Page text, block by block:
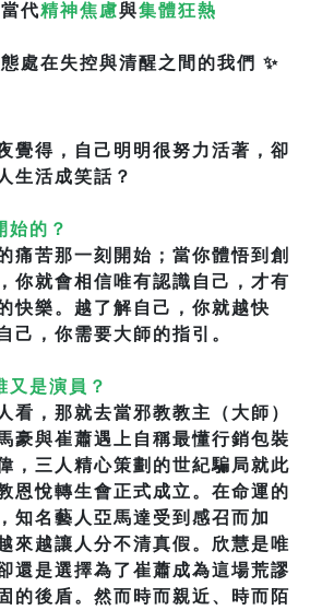
代精神焦慮與集體狂熱
處在失控與清醒之間的我們 ✨
覺得，自己明明很努力活著，卻
生活成笑話？
始的？
痛苦那一刻開始；當你體悟到創
你就會相信唯有認識自己，才有
快樂。越了解自己，你就越快
己，你需要大師的指引。
又是演員？
看，那就去當邪教教主（大師）
豪與崔蕭遇上自稱最懂行銷包裝
，三人精心策劃的世紀騙局就此
恩悅轉生會正式成立。在命運的
知名藝人亞馬達受到感召而加
來越讓人分不清真假。欣慧是唯
還是選擇為了崔蕭成為這場荒謬
的後盾。然而時而親近、時而陌